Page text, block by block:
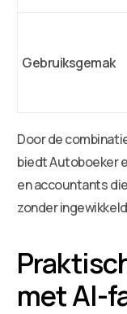
Gebruiksgemak
Door de
biedt Autoboeker
en accountants
zonder
met AI-